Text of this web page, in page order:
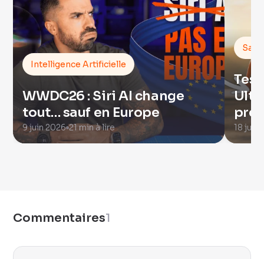
Intelligence Artificielle
WWDC26 : Siri AI change
tout… sauf en Europe
9 juin 2026 21 min à lire 18 juin
Commentaires1